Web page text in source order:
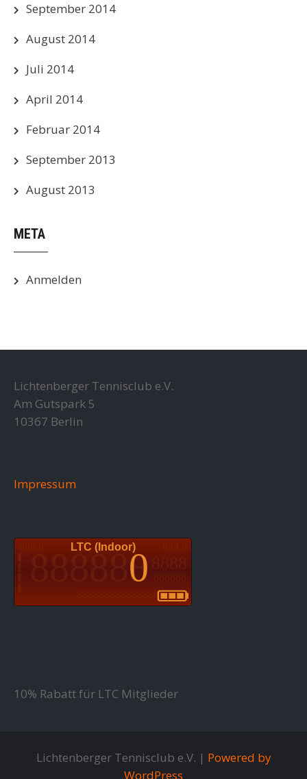
September 2014
August 2014
Juli 2014
April 2014
Februar 2014
September 2013
August 2013
META
Anmelden
Lichtenberger Tennisclub e.V.
Am Gutspark 5
10367 Berlin
Impressum
10% Rabatt für LTC Mitglieder
Lichtenberger Tennisclub e.V. | Powered by
WordPress